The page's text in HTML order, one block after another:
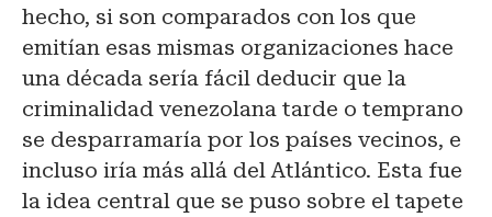
hecho, si son comparados con los que
emitían esas mismas organizaciones hace
una década sería fácil deducir que la
criminalidad venezolana tarde o temprano
se desparramaría por los países vecinos, e
incluso iría más allá del Atlántico. Esta fue
la idea central que se puso sobre el tapete